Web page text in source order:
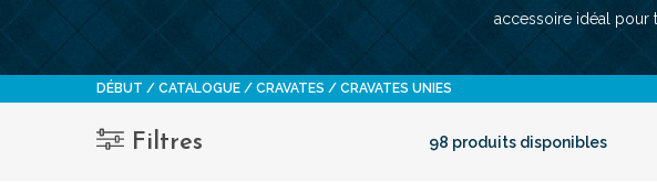
accessoire idéal pour
DÉBUT CATALOGUE CRAVATES CRAVATES UNIES
Filtres 98 produits disponibles